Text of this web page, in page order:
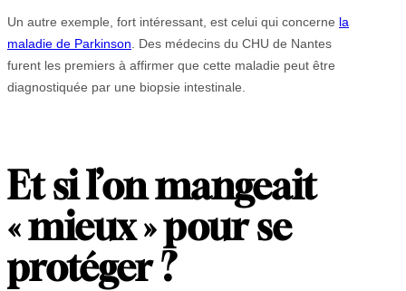
Un autre exemple, fort intéressant, est celui qui concerne la
maladie de Parkinson . Des médecins du CHU de Nantes
furent les premiers à affirmer que cette maladie peut être
diagnostiquée par une biopsie intestinale.
Et si l’on mangeait
« mieux » pour se
protéger ?